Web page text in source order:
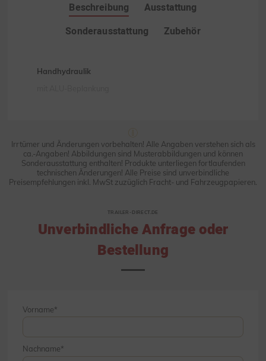
Beschreibung
Ausstattung
Sonderausstattung
Zubehör
Handhydraulik
Irrtümer und Änderungen vorbehalten! Alle Angaben verstehen sich als
ca.-Angaben! Abbildungen sind Musterabbildungen und können
Sonderausstattung enthalten! Produkte unterliegen fortlaufenden
technischen Änderungen! Alle Preise sind unverbindliche
Preisempfehlungen inkl. MwSt zuzüglich Fracht- und Fahrzeugpapieren.
TRAILER-DIRECT.DE
Unverbindliche Anfrage oder
Bestellung
Vorname
Nachname